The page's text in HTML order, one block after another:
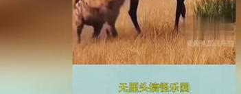
公司“上四休三”但要降薪1000元
47岁妈妈突然产女 26岁女儿：很震惊
OpenAI为免费用户升级GPT-5.6 Luna